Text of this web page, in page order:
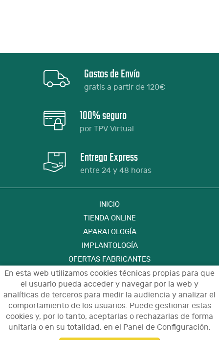
En esta web utilizamos cookies técnicas propias para que
el usuario pueda acceder y navegar por la web y
analíticas de terceros para medir la audiencia y analizar el
comportamiento de los usuarios. Puede gestionar estas
cookies y, por lo tanto, aceptarlas o rechazarlas de forma
unitaria o en su totalidad, en el Panel de Configuración.
Gastos de Envío
gratis a partir de 120€
100% seguro
por TPV Virtual
Entrega Express
entre 24 y 48 horas
INICIO
TIENDA ONLINE
APARATOLOGÍA
IMPLANTOLOGÍA
OFERTAS FABRICANTES
FORMACIÓN
CONTACTO
Aviso Legal
Política de Privacidad de Datos
Política de Cookies
Configuración de Cookies